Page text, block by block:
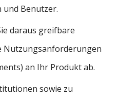
Benutzer.
daraus greifbare
Nutzungsanforderungen
an Ihr Produkt ab.
sowie zu